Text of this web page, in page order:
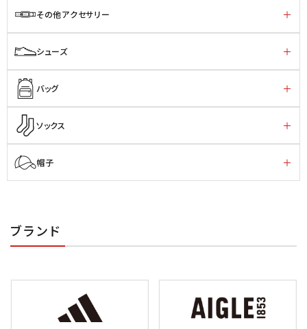
その他アクセサリー
シューズ
バッグ
ソックス
帽子
ブランド